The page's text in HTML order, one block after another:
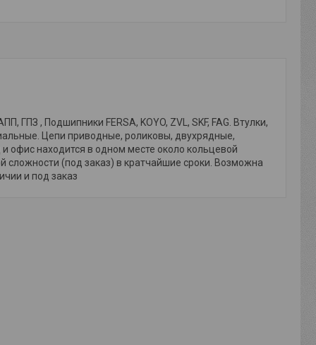
, Подшипники FERSA, KOYO, ZVL, SKF, FAG. Втулки,
Цепи приводные, роликовы, двухрядные,
находится в одном месте около кольцевой
(под заказ) в кратчайшие сроки. Возможна
и под заказ